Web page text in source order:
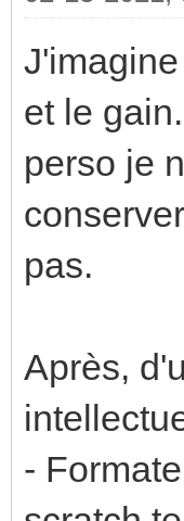
et le
perso je
pas.
Après,
-